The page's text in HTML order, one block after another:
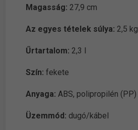
Magasság: 27,9 cm
Az egyes tételek súlya: 2,5 kg
Űrtartalom: 2,3 l
Szín: fekete
Anyaga: ABS, polipropilén (PP)
Üzemmód: dugó/kábel